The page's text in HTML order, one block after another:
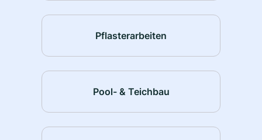
Pflasterarbeiten
Pool- & Teichbau